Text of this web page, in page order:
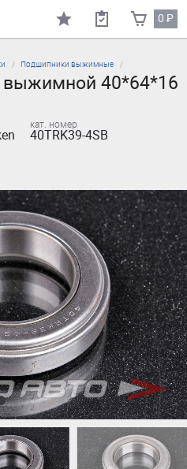
0₽
Подшипники выжимные
40*64*16
кат. номер
40TRK39-4SB